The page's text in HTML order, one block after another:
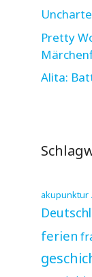
Pretty
Alita:
akupunktur
ferien